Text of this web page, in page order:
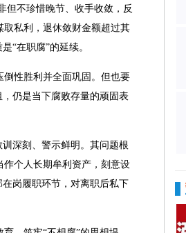
但不珍惜晚节、收手收敛，反
私利，退休敛财金额超过其
“在职腐”的延续。
性胜利并全面巩固。但也要
仍是当下腐败存量的顽固表
深刻、警示鲜明。其问题根
个人长期牟利资产，刻意设
岗履职环节，对离职后私下